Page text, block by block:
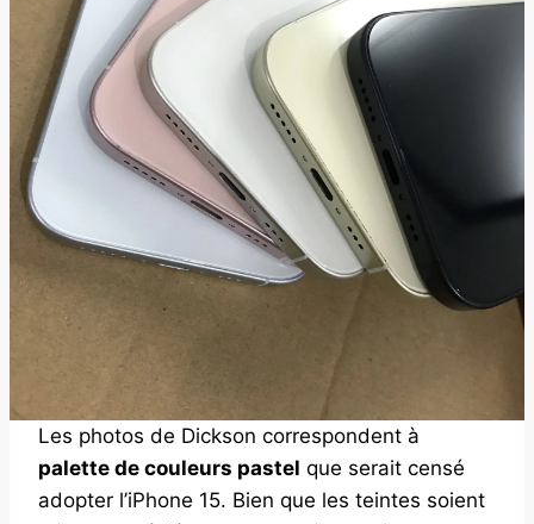
Les photos de Dickson correspondent à
palette de couleurs pastel que serait censé
adopter l’iPhone 15. Bien que les teintes soient